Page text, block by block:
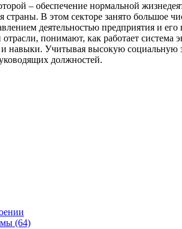
– обеспечение нормальной
страны. В этом секторе занято большое
деятельностью предприятия и
понимают, как работает система
навыки. Учитывая высокую социальную
должностей.
(64)